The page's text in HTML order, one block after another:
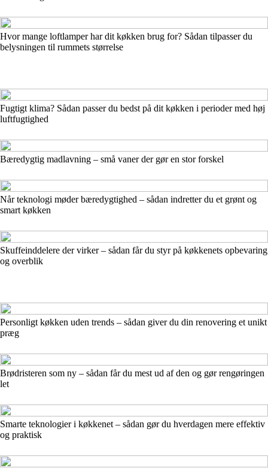
Hvor mange loftlamper har dit køkken brug for? Sådan tilpasser du
belysningen til rummets størrelse
Fugtigt klima? Sådan passer du bedst på dit køkken i perioder med høj
luftfugtighed
Bæredygtig madlavning – små vaner der gør en stor forskel
Når teknologi møder bæredygtighed – sådan indretter du et grønt og
smart køkken
Skuffeinddelere der virker – sådan får du styr på køkkenets opbevaring
og overblik
Personligt køkken uden trends – sådan giver du din renovering et unikt
præg
Brødristeren som ny – sådan får du mest ud af den og gør rengøringen
let
Smarte teknologier i køkkenet – sådan gør du hverdagen mere effektiv
og praktisk